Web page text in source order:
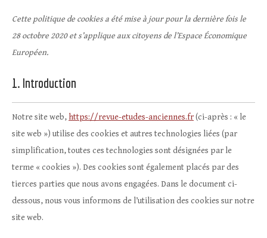
Cette politique de cookies a été mise à jour pour la dernière fois le
28 octobre 2020 et s’applique aux citoyens de l’Espace Économique
Européen.
1. Introduction
Notre site web, https://revue-etudes-anciennes.fr(ci-après : « le
site web ») utilise des cookies et autres technologies liées (par
simplification, toutes ces technologies sont désignées par le
terme « cookies »). Des cookies sont également placés par des
tierces parties que nous avons engagées. Dans le document ci-
dessous, nous vous informons de l’utilisation des cookies sur notre
site web.